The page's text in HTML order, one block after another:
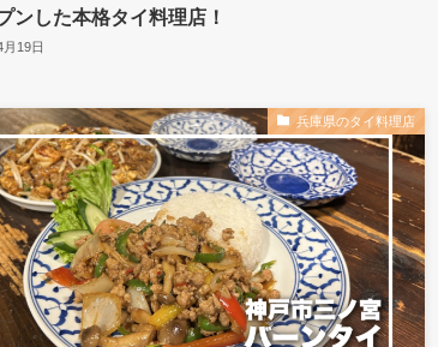
ンした本格タイ料理店！
19日
兵庫県のタイ料理店